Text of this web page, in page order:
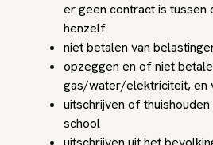
er geen contract is tussen
henzelf
niet betalen van
opzeggen en of niet
gas/water/elektriciteit, en
uitschrijven of
school